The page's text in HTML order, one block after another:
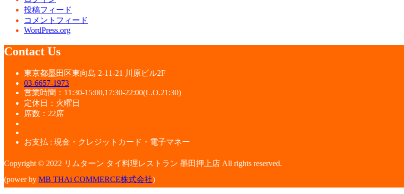
投稿フィード
コメントフィード
WordPress.org
Contact Us
東京都墨田区東向島 2-11-21 川原ビル2F
03-6657-1973
営業時間：11:30-15:00,17:30-22:00(L.O.21:30)
定休日：火曜日
席数：22席
お支払 : 現金・クレジットカード・電子マネー
Copyright © 2022 リムターン タイ料理レストラン 墨田押上店 All rights reserved.
(power by MB THAi COMMERCE株式会社)